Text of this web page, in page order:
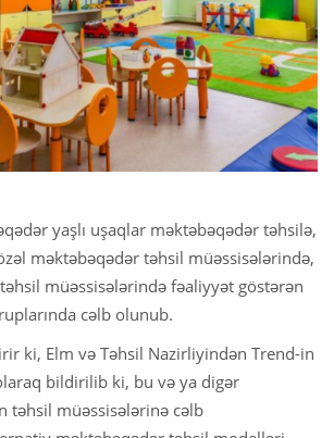
yaşlı uşaqlar məktəbəqədər təhsilə,
məktəbəqədər təhsil müəssisələrində,
müəssisələrində fəaliyyət göstərən
cəlb olunub.
ki, Elm və Təhsil Nazirliyindən Trend-in
bildirilib ki, bu və ya digər
təhsil müəssisələrinə cəlb